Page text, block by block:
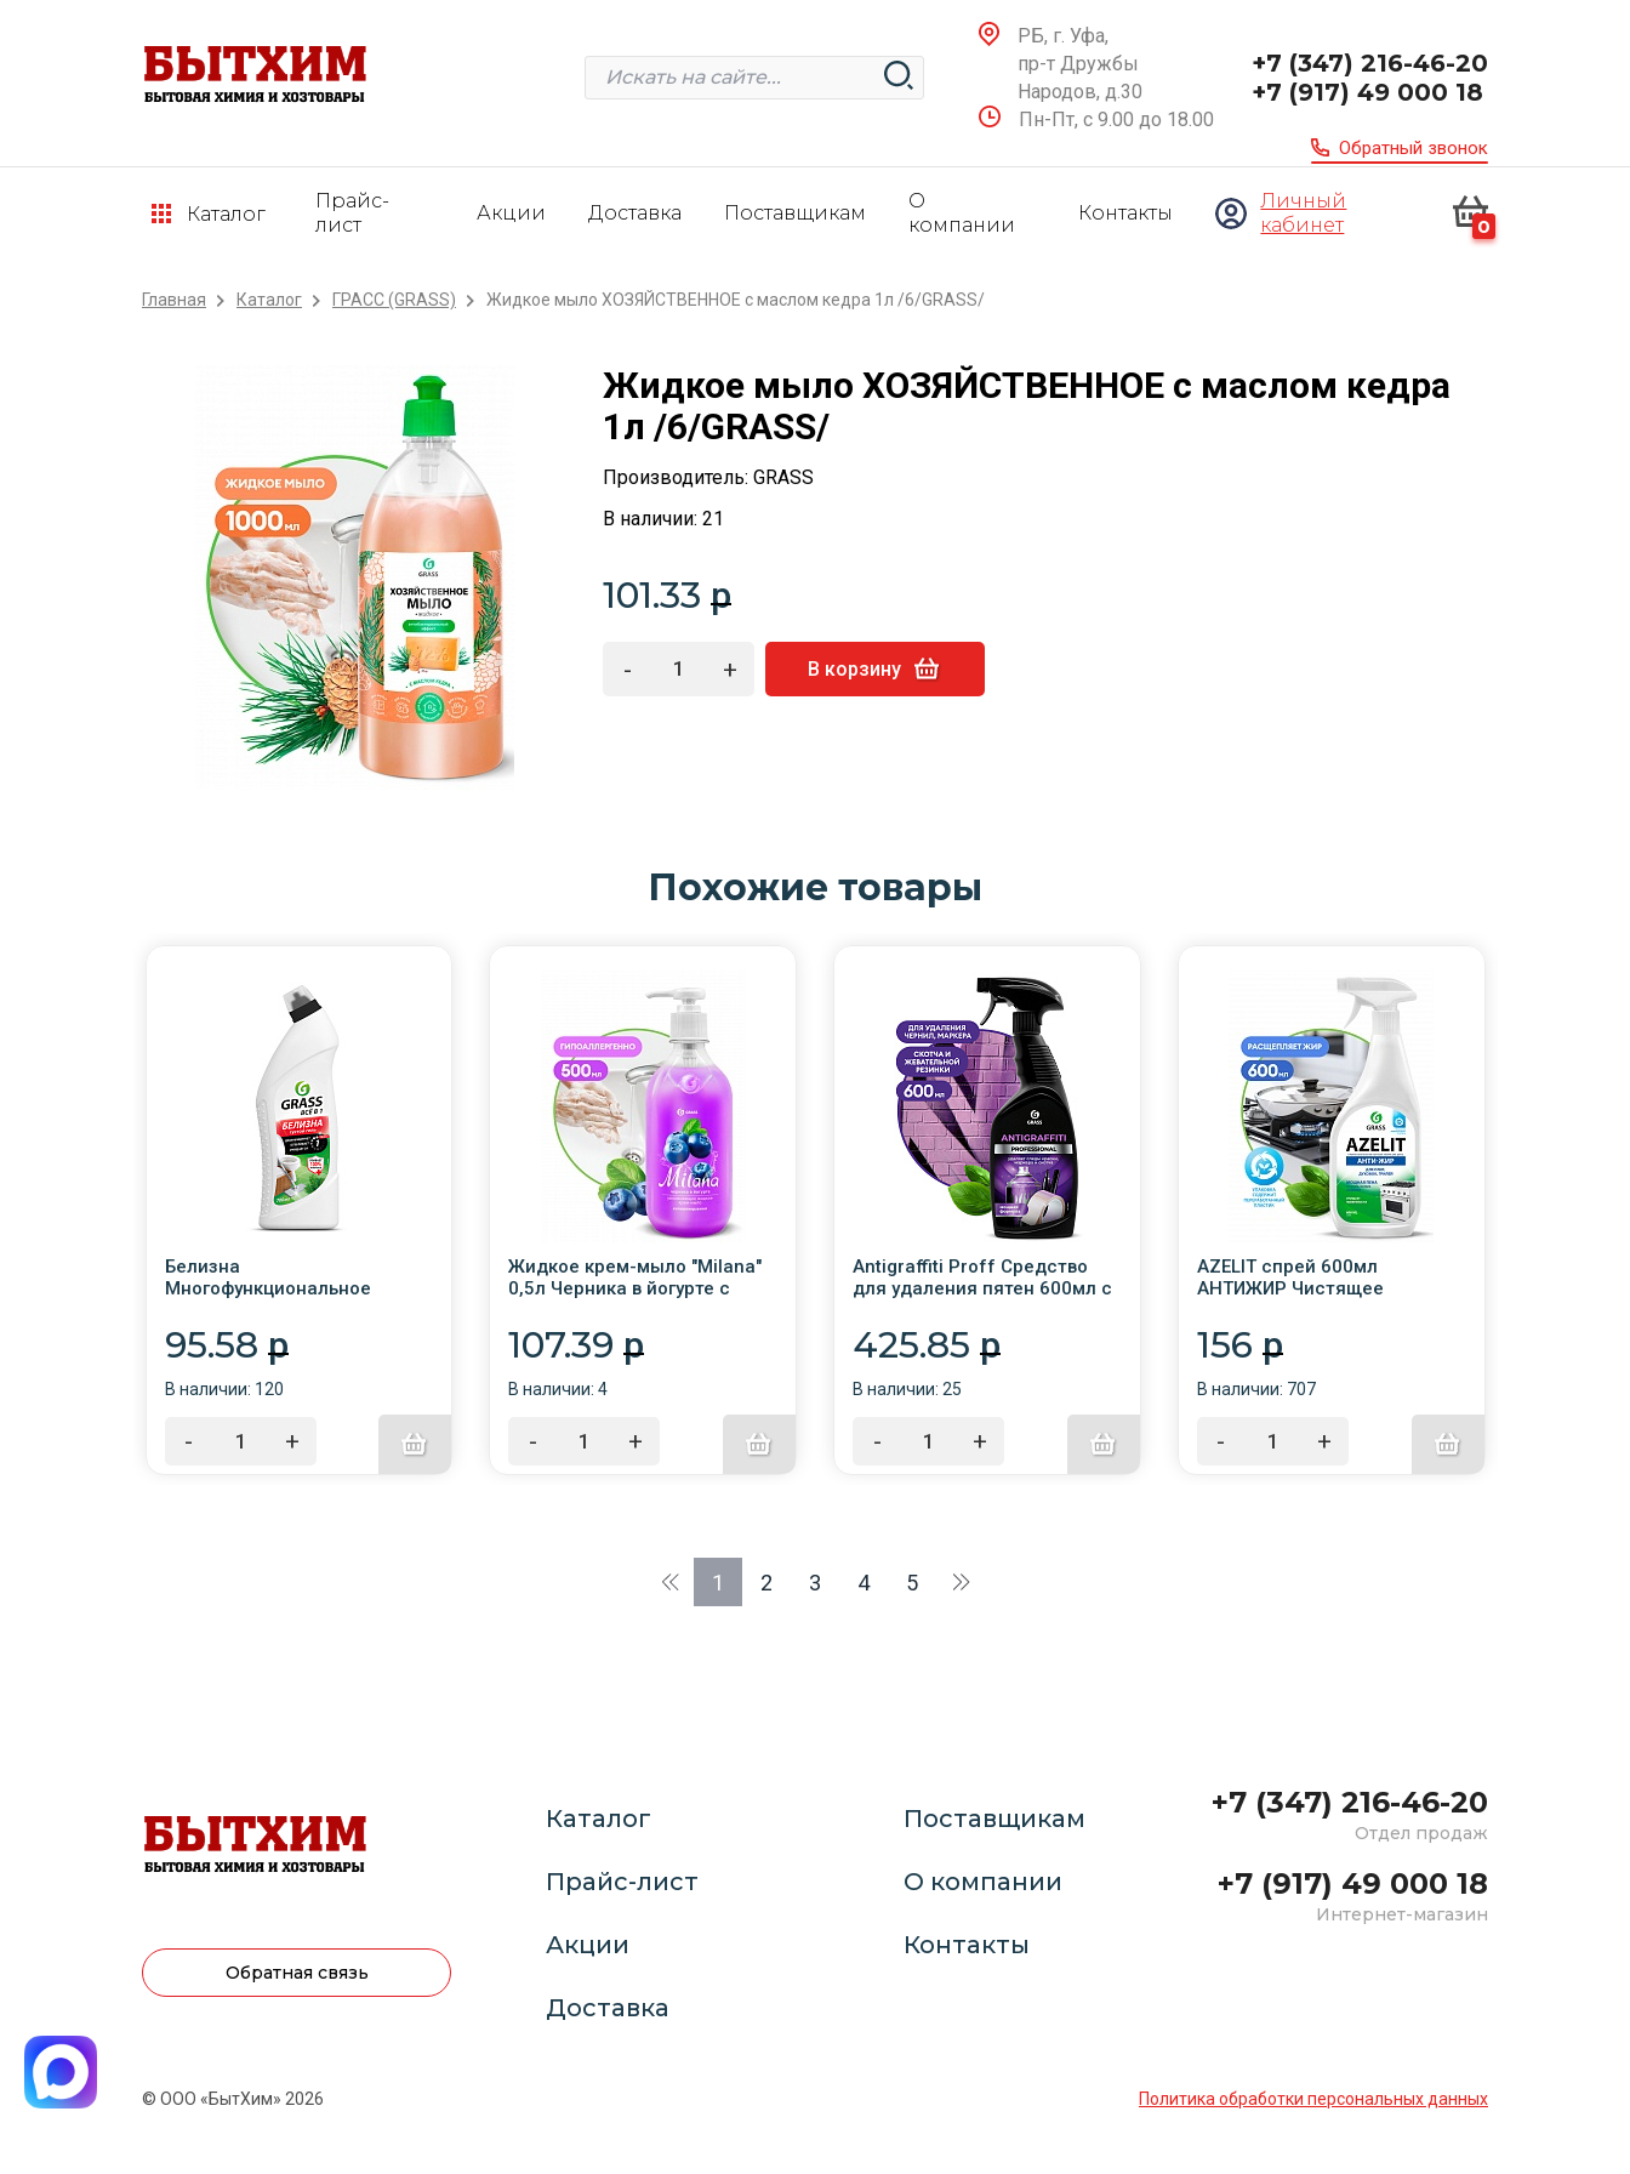
РБ, г. Уфа,
пр-т Дружбы
Народов, д.30
Пн-Пт, с 9.00 до 18.00
+7 (347) 216-46-20
+7 (917) 49 000 18
Обратный звонок
Каталог
Прайс-
лист
Акции Доставка Поставщикам
О
компании
Контакты
Личный
кабинет
0
Главная Каталог ГРАСС (GRASS) Жидкое мыло ХОЗЯЙСТВЕННОЕ с маслом кедра 1л /6/GRASS/
Жидкое мыло ХОЗЯЙСТВЕННОЕ с маслом кедра
1л /6/GRASS/
Производитель: GRASS
В наличии: 21
101.33 p
- + В корзину
Похожие товары
Белизна
Многофункциональное
мл)
95.58 p
В наличии: 120
- +
Жидкое крем-мыло "Milana"
0,5л Черника в йогурте с
107.39p
В наличии: 4
- +
Antigraffiti Proff Средство
для удаления пятен 600мл с
425.85 p
В наличии: 25
- +
AZELIT спрей 600мл
АНТИЖИР Чистящее
/8/768/GRASS
156 p
В наличии: 707
- +
1 2 3 4 5
Обратная связь
Каталог
Прайс-лист
Акции
Доставка
Поставщикам
О компании
Контакты
+7 (347) 216-46-20
Отдел продаж
+7 (917) 49 000 18
Интернет-магазин
© ООО «БытХим» 2026 Политика обработки персональных данных